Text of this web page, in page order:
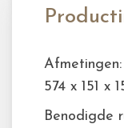
Afmetingen:
574 x 151 x
Benodigde